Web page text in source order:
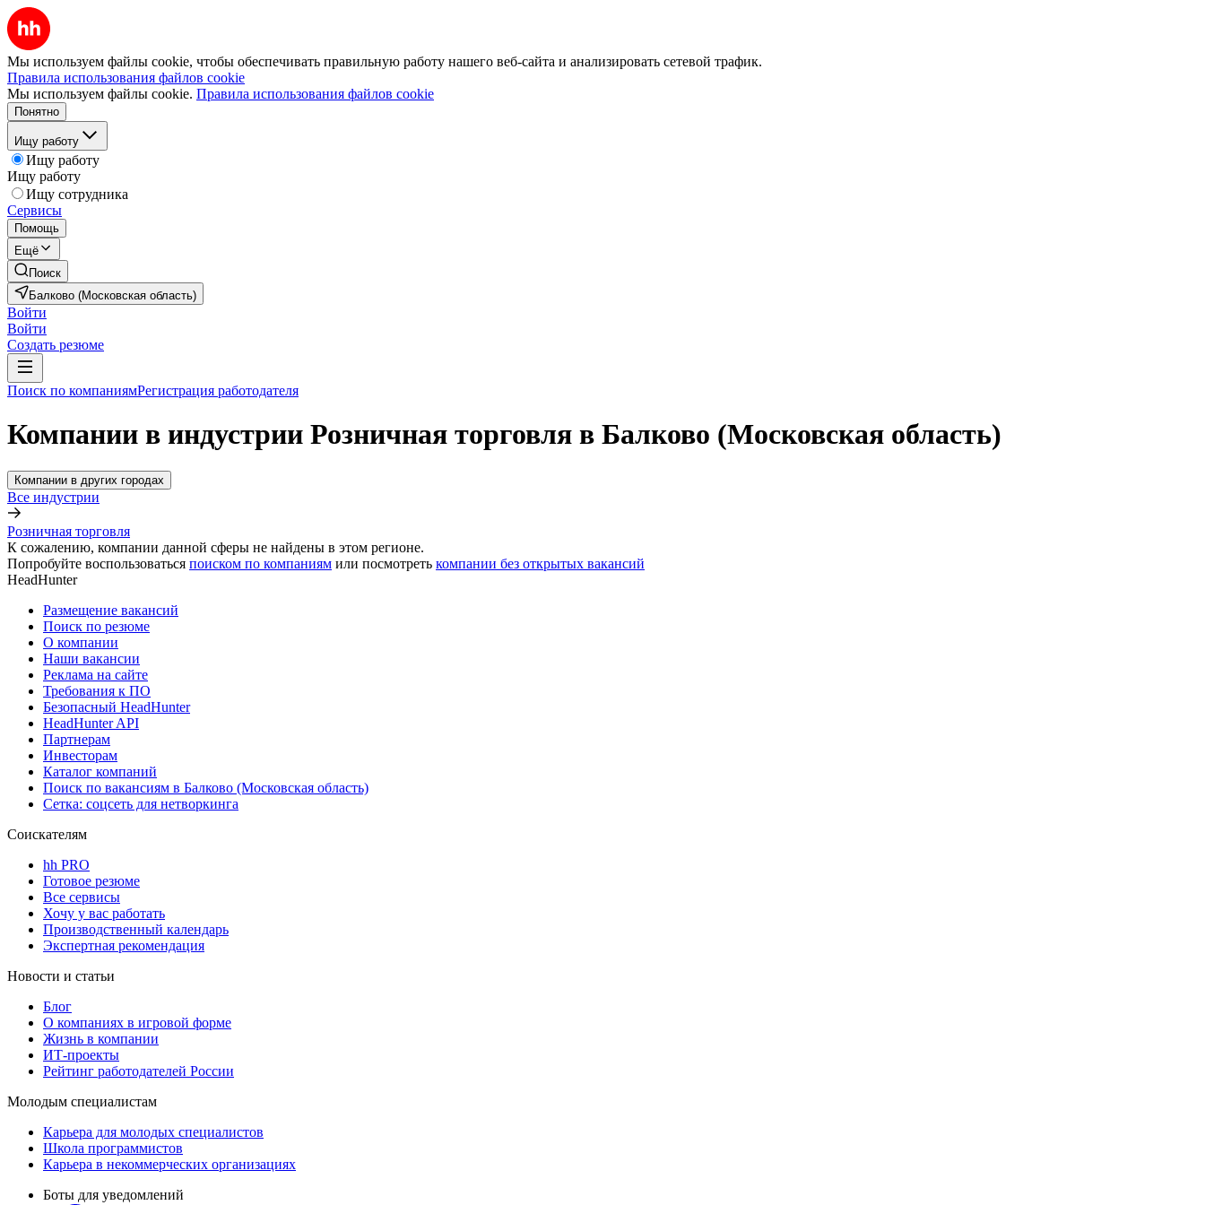
Мы используем файлы cookie, чтобы обеспечивать правильную работу нашего веб-сайта и анализировать сетевой трафик.
Правила использования файлов cookie
Мы используем файлы cookie. Правила использования файлов cookie
Понятно
Ищу работу
Ищу работу
Ищу работу
Ищу сотрудника
Сервисы
Помощь
Ещё
Поиск
Балково (Московская область)
Войти
Войти
Создать резюме
Поиск по компаниямРегистрация работодателя
Компании в индустрии Розничная торговля в Балково (Московская область)
Компании в других городах
Все индустрии
Розничная торговля
К сожалению, компании данной сферы не найдены в этом регионе.
Попробуйте воспользоваться поиском по компаниям или посмотреть компании без открытых вакансий
HeadHunter
Размещение вакансий
Поиск по резюме
О компании
Наши вакансии
Реклама на сайте
Требования к ПО
Безопасный HeadHunter
HeadHunter API
Партнерам
Инвесторам
Каталог компаний
Поиск по вакансиям в Балково (Московская область)
Сетка: соцсеть для нетворкинга
Соискателям
hh PRO
Готовое резюме
Все сервисы
Хочу у вас работать
Производственный календарь
Экспертная рекомендация
Новости и статьи
Блог
О компаниях в игровой форме
Жизнь в компании
ИТ-проекты
Рейтинг работодателей России
Молодым специалистам
Карьера для молодых специалистов
Школа программистов
Карьера в некоммерческих организациях
Боты для уведомлений